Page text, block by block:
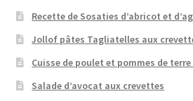
Recette de Sosaties d’abricot et
Jollof pâtes Tagliatelles aux
Cuisse de poulet et pommes de
Salade d’avocat aux crevettes